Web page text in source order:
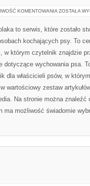
KOMENTOWANIA PSIA
AKCESORIA
ZOSTAŁA
to serwis, które zostało
kochających psy. To
w którym czytelnik znajdzie
dotyczące wychowania psa.
dla właścicieli psów, w
wartościowy zestaw
Na stronie można znaleźć
ma możliwość świadomie